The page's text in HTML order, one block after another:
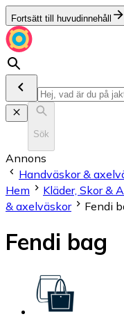
Fortsätt till huvudinnehåll
Sök
Annons
Handväskor &
Hem
Kläder, Skor &
& axelväskor
Fendi
Fendi bag